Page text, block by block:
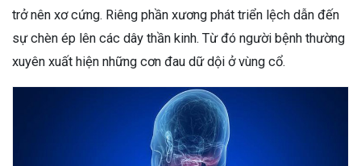
trở nên xơ cứng. Riêng phần xương phát triển lệch dẫn đến
sự chèn ép lên các dây thần kinh. Từ đó người bệnh thường
xuyên xuất hiện những cơn đau dữ dội ở vùng cổ.